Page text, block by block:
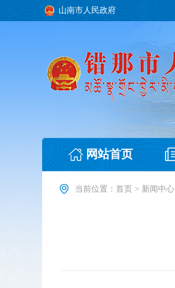
山南市人民政府
网站首页
当前位置： 首页 > 新闻中心